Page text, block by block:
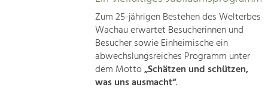
Zum 25-jährigen Bestehen des Welterbes
Wachau erwartet Besucherinnen und
Besucher sowie Einheimische ein
abwechslungsreiches Programm unter
dem Motto„Schätzen und schützen,
was uns ausmacht“.